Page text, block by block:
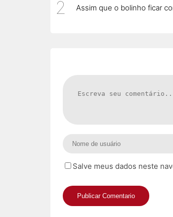
Assim que o bolinho ficar
Salve meus dados neste